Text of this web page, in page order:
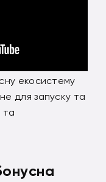
екосистему
для запуску та
та